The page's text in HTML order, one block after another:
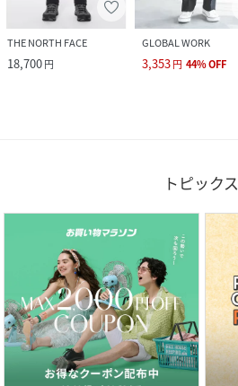
THE NORTH FACE
18,700円
GLOBAL WORK
3,353円 44%OFF
トピックス